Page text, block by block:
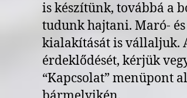
is készítünk, továbbá a
tudunk hajtani. Maró-
kialakítását is vállaljuk.
érdeklődését, kérjük
“Kapcsolat” menüpont